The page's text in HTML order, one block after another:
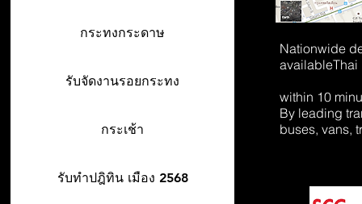
กระทงกระดาษ
รับจัดงานรอยกระทง
กระเช้า
รับทำปฎิทิน เมือง 2568
Nationwide
availableThai
within 10
By leading
buses, vans,